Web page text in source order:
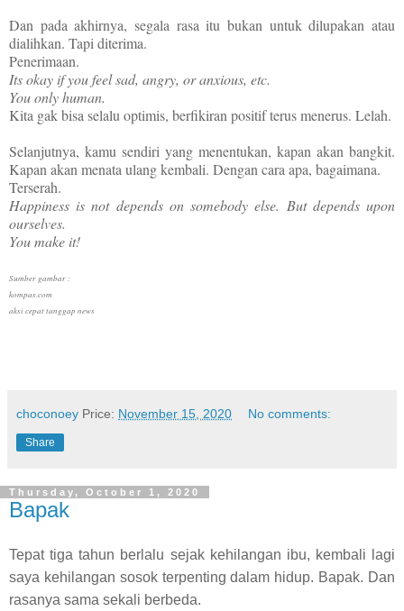
Dan pada akhirnya, segala rasa itu bukan untuk dilupakan atau
dialihkan. Tapi diterima.
Penerimaan.
Its okay if you feel sad, angry, or anxious, etc.
You only human.
Kita gak bisa selalu optimis, berfikiran positif terus menerus. Lelah.
Selanjutnya, kamu sendiri yang menentukan, kapan akan bangkit.
Kapan akan menata ulang kembali. Dengan cara apa, bagaimana.
Terserah.
Happiness is not depends on somebody else. But depends upon
ourselves.
You make it!
Sumber gambar :
kompas.com
aksi cepat tanggap news
choconoey Price: November 15, 2020 No comments:
Share
Thursday, October 1, 2020
Bapak
Tepat tiga tahun berlalu sejak kehilangan ibu, kembali lagi
saya kehilangan sosok terpenting dalam hidup. Bapak. Dan
rasanya sama sekali berbeda.